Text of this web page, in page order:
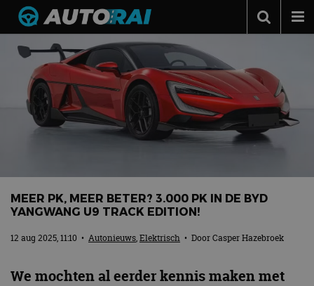
Autonieuws
Podcast
Autotests
Automerken
Contact
MotorRAI.nl
MEER PK, MEER BETER? 3.000 PK IN DE BYD
YANGWANG U9 TRACK EDITION!
12 aug 2025, 11:10 • Autonieuws,Elektrisch • DoorCasper Hazebroek
We mochten al eerder kennis maken met